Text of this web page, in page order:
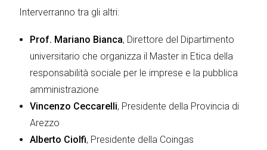
Interverranno tra gli altri:
Prof. Mariano Bianca, Direttore del Dipartimento
universitario che organizza il Master in Etica della
responsabilità sociale per le imprese e la pubblica
amministrazione
Vincenzo Ceccarelli, Presidente della Provincia di
Arezzo
Alberto Ciolfi, Presidente della Coingas